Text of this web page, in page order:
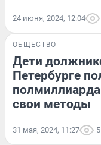
24 июня, 2024, 12:04
ОБЩЕСТВО
Дети
Петербурге
свои методы
31 мая, 2024, 11:27